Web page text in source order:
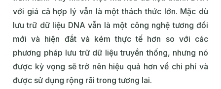
với giá cả hợp lý vẫn là một thách thức lớn. Mặc dù
lưu trữ dữ liệu DNA vẫn là một công nghệ tương đối
mới và hiện đắt và kém thực tế hơn so với các
phương pháp lưu trữ dữ liệu truyền thống, nhưng nó
được kỳ vọng sẽ trở nên hiệu quả hơn về chi phí và
được sử dụng rộng rãi trong tương lai.